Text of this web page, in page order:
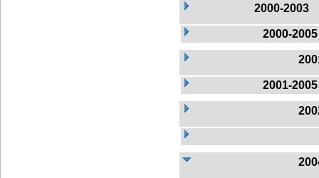
2000-2003
2000-2005
2001-2005